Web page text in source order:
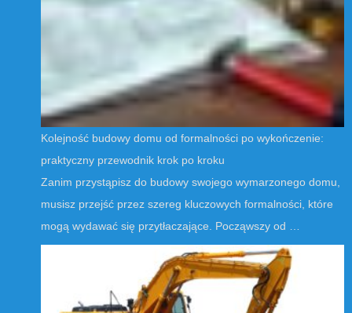
Kolejność budowy domu od formalności po wykończenie:
praktyczny przewodnik krok po kroku
Zanim przystąpisz do budowy swojego wymarzonego domu,
musisz przejść przez szereg kluczowych formalności, które
mogą wydawać się przytłaczające. Począwszy od …